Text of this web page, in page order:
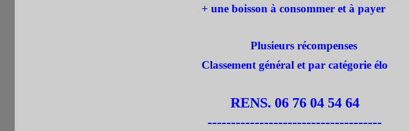
+ une boisson à consommer et à payer
Plusieurs récompenses
Classement général et par catégorie élo
RENS. 06 76 04 54 64
-------------------------------------